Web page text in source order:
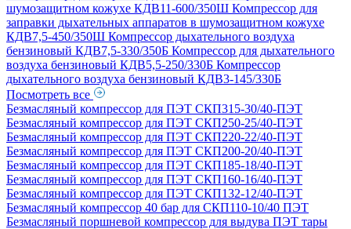
шумозащитном кожухе КДВ11-600/350Ш Компрессор для
заправки дыхательных аппаратов в шумозащитном кожухе
КДВ7,5-450/350Ш Компрессор дыхательного воздуха
бензиновый КДВ7,5-330/350Б Компрессор для дыхательного
воздуха бензиновый КДВ5,5-250/330Б Компрессор
дыхательного воздуха бензиновый КДВ3-145/330Б
Посмотреть все
Безмасляный компрессор для ПЭТ СКП315-30/40-ПЭТ
Безмасляный компрессор для ПЭТ СКП250-25/40-ПЭТ
Безмасляный компрессор для ПЭТ СКП220-22/40-ПЭТ
Безмасляный компрессор для ПЭТ СКП200-20/40-ПЭТ
Безмасляный компрессор для ПЭТ СКП185-18/40-ПЭТ
Безмасляный компрессор для ПЭТ СКП160-16/40-ПЭТ
Безмасляный компрессор для ПЭТ СКП132-12/40-ПЭТ
Безмасляный компрессор 40 бар для СКП110-10/40 ПЭТ
Безмасляный поршневой компрессор для выдува ПЭТ тары